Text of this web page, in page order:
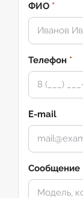
ФИО *
Телефон *
E-mail
Сообщение